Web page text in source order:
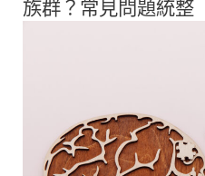
族群？常見問題統整